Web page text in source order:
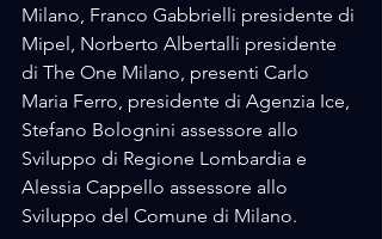
Milano, Franco Gabbrielli presidente di
Mipel, Norberto Albertalli presidente
di The One Milano, presenti Carlo
Maria Ferro, presidente di Agenzia Ice,
Stefano Bolognini assessore allo
Sviluppo di Regione Lombardia e
Alessia Cappello assessore allo
Sviluppo del Comune di Milano.